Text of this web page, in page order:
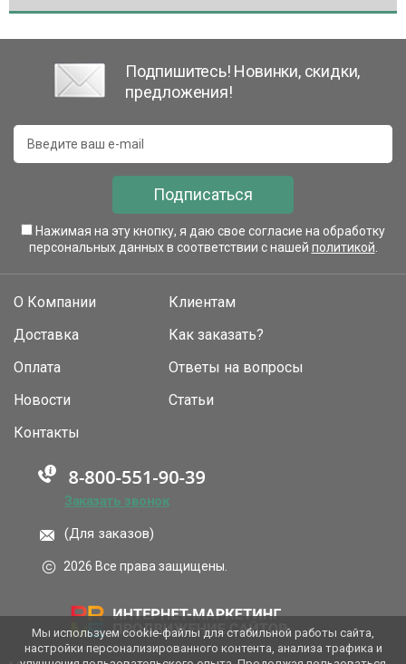
Подпишитесь! Новинки, скидки,
предложения!
Подписаться
Нажимая на эту кнопку, я даю свое согласие на обработку
персональных данных в соответствии с нашей политикой
О Компании
Доставка
Оплата
Новости
Клиентам
Как заказать?
Ответы на вопросы
Статьи
Контакты
Заказать звонок
(Для заказов)
2026 Все права защищены.
Мы используем cookie-файлы для стабильной работы сайта,
настройки персонализированного контента, анализа трафика и